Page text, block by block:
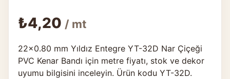
₺4,20 / mt
22×0.80 mm Yıldız Entegre YT-32D Nar Çiçeği
PVC Kenar Bandı için metre fiyatı, stok ve dekor
uyumu bilgisini inceleyin. Ürün kodu YT-32D.